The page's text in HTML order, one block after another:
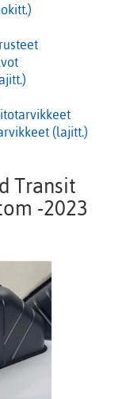
(lajitt.)
Transit
-2023